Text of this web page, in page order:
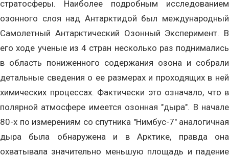
стратосферы. Наиболее подробным исследованием
озонного слоя над Антарктидой был международный
Самолетный Антарктический Озонный Эксперимент. В
его ходе ученые из 4 стран несколько раз поднимались
в область пониженного содержания озона и собрали
детальные сведения о ее размерах и проходящих в ней
химических процессах. Фактически это означало, что в
полярной атмосфере имеется озонная "дыра". В начале
80-х по измерениям со спутника "Нимбус-7" аналогичная
дыра была обнаружена и в Арктике, правда она
охватывала значительно меньшую площадь и падение